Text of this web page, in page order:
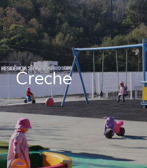
Creche